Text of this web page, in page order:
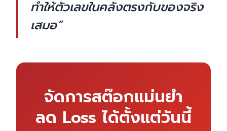
ทำให้ตัวเลขในคลังตรงกับของจริง
เสมอ”
จัดการสต๊อกแม่นยำ
ลด Loss ได้ตั้งแต่วันนี้